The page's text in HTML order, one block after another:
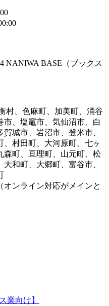
NANIWA BASE（ブックス
村、色麻町、加美町、涌谷
、塩竈市、気仙沼市、白
城市、岩沼市、登米市、
村田町、大河原町、七ヶ
森町、亘理町、山元町、松
和町、大郷町、富谷市、
オンライン対応がメインと
業向け】